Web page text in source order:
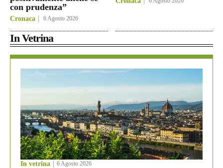
con prudenza”
Cronaca 6 Agosto 2026
In Vetrina
In vetrina 6 Agosto 2026